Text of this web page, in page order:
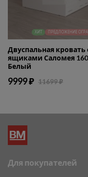
ХИТ ПРЕДЛОЖЕНИЕ
Двуспальная кровать
ящиками Саломея
Белый
9999 ₽ 11699 ₽
Для покупателей